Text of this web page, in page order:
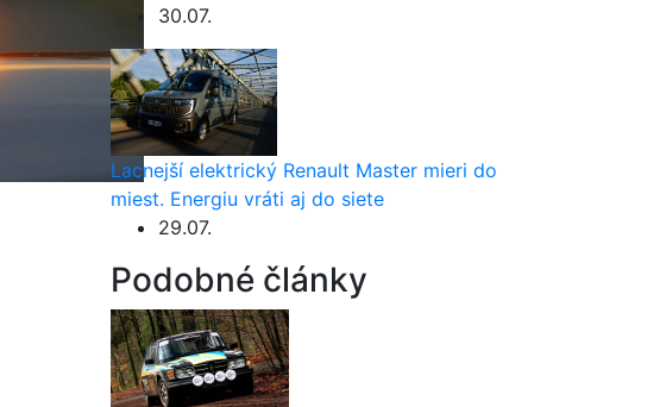
30.07.
Lacnejší elektrický Renault Master mieri do
miest. Energiu vráti aj do siete
29.07.
Podobné články